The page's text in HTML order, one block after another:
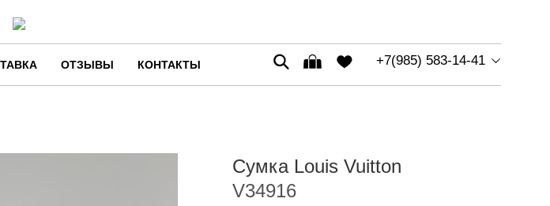
ОТЗЫВЫ КОНТАКТЫ +7(985) 583-14-41
Сумка Louis Vuitton
V34916